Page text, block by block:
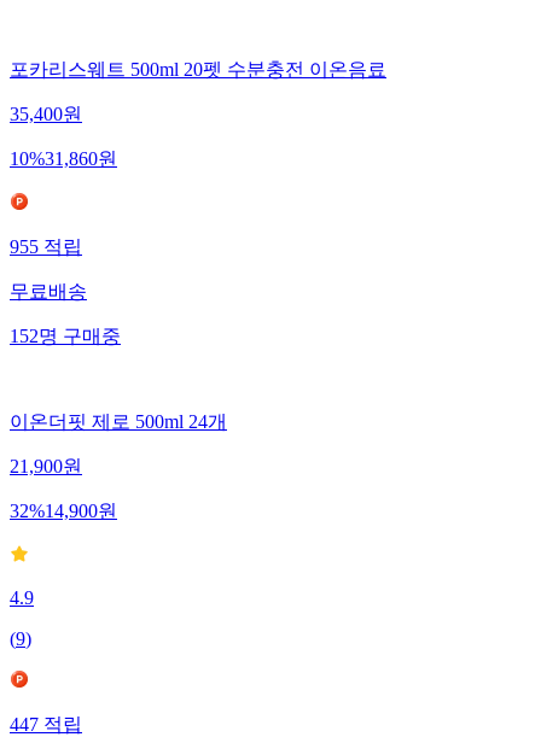
포카리스웨트 500ml 20펫 수분충전 이온음료
35,400원
10%31,860원
955 적립
무료배송
152명 구매중
이온더핏 제로 500ml 24개
21,900원
32%14,900원
4.9
(9)
447적립